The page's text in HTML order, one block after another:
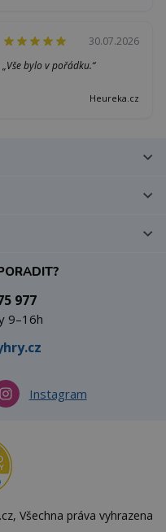
30.07.2026
„Vše bylo v pořádku.“
Heureka.cz
977
9–16h
Instagram
Všechna práva vyhrazena